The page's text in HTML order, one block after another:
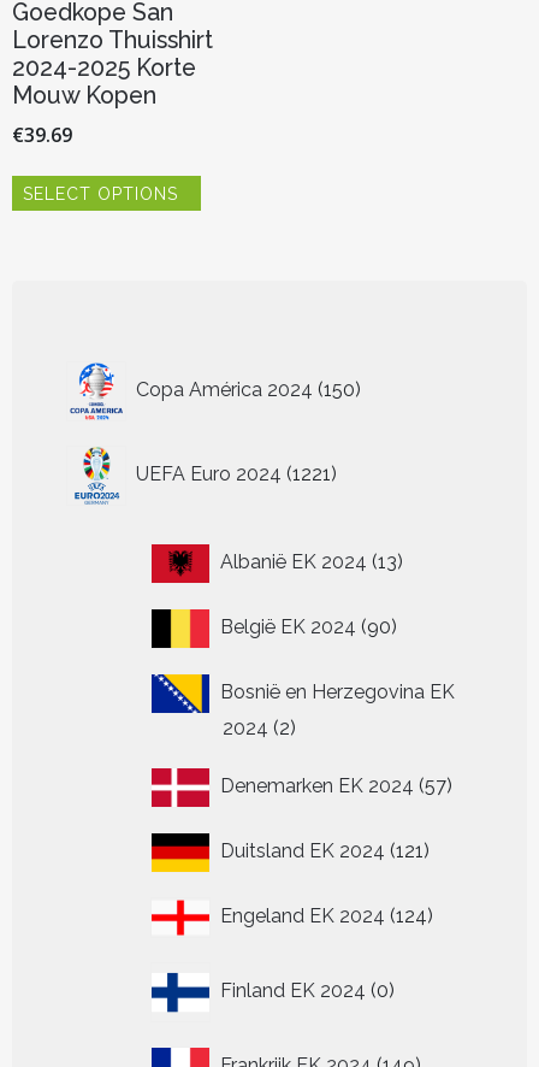
Goedkope San
Lorenzo Thuisshirt
2024-2025 Korte
Mouw Kopen
€39.69
SELECT OPTIONS
worden
productpagina
Copa América 2024 150
producten
UEFA Euro 2024 1221
producten
Albanië EK 2024 1313
België EK 2024 9090
Bosnië en Herzegovina EK
2024 22
Denemarken EK 2024 5757
Duitsland EK 2024 121121
Engeland EK 2024 124124
Finland EK 2024 0
producten
149